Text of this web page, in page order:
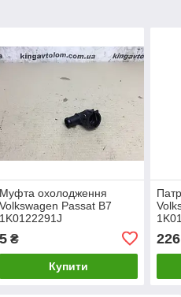
Муфта охолодження
Volkswagen Passat B7
1K0122291J
5₴
Купити
226